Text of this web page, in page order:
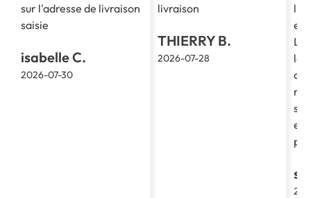
sur l'adresse de livraison
saisie
isabelle C.
2026-07-30
livraison
THIERRY B.
2026-07-28
et
La
le
et